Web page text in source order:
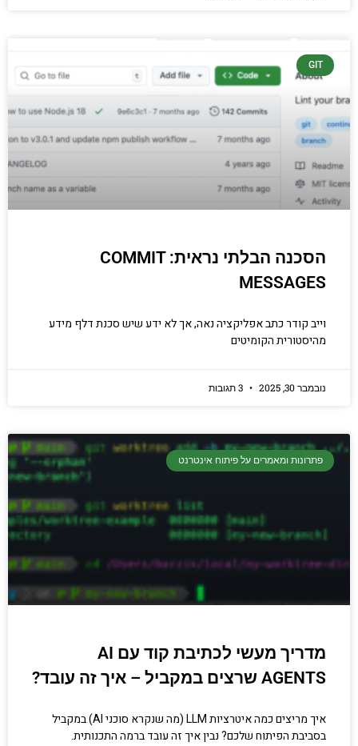
GIT
הסכנה הבלתי נראית: COMMIT
MESSAGES
וייב קודר כתב אפליקציה נאה, אך לא ידע שיש סכנת דלף מידע
מהיסטורית הקומיטים
נובמבר 30, 2025
פתרונות ומאמרים על פיתוח אינטרנט
מדריך מעשי לכתיבת קוד עם AI
AGENTS שרצים במקביל – איך זה עובד?
איך מריצים כמה איטרציות LLM (מה שנקרא סוכני AI) במקביל
בסביבת הפיתוח שלכם? נבין איך זה עובד ברמה התכנותית.